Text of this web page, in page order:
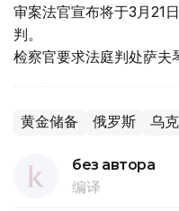
审案法官宣布将于3月21
判。
检察官要求法庭判处萨夫
黄金储备 俄罗斯 乌
без автора
编译